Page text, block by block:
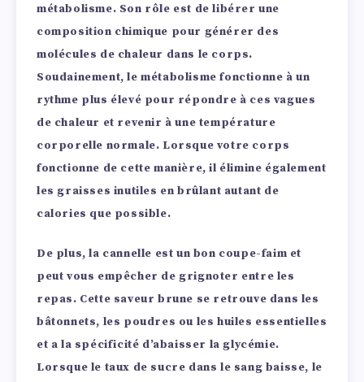
métabolisme. Son rôle est de libérer une
composition chimique pour générer des
molécules de chaleur dans le corps.
Soudainement, le métabolisme fonctionne à un
rythme plus élevé pour répondre à ces vagues
de chaleur et revenir à une température
corporelle normale. Lorsque votre corps
fonctionne de cette manière, il élimine également
les graisses inutiles en brûlant autant de
calories que possible.
De plus, la cannelle est un bon coupe-faim et
peut vous empêcher de grignoter entre les
repas. Cette saveur brune se retrouve dans les
bâtonnets, les poudres ou les huiles essentielles
et a la spécificité d’abaisser la glycémie.
Lorsque le taux de sucre dans le sang baisse, le